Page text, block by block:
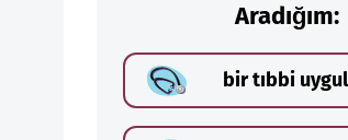
Aradığım:
bir tıbbi